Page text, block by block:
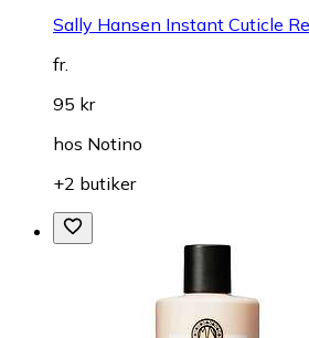
Sally Hansen Instant Cuticle
fr.
95 kr
hos Notino
+2 butiker